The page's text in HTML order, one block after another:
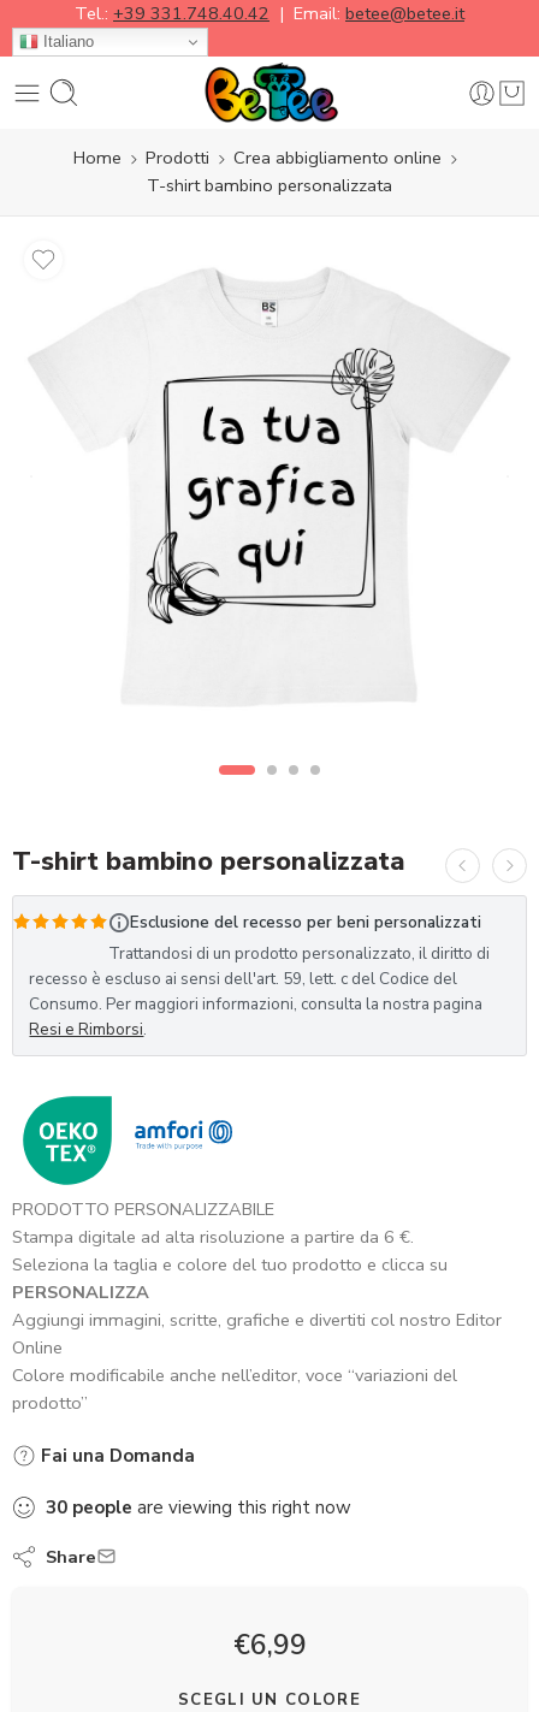
Tel.: +39 331.748.40.42 | Email: betee@betee.it
Italiano
Home Prodotti
Crea abbigliamento online
T-shirt bambino personalizzata
T-shirt bambino personalizzata
5.00su 5
su base di
recensioni
Esclusione del recesso per beni personalizzati
Trattandosi di un prodotto personalizzato, il diritto di
recesso è escluso ai sensi dell'art. 59, lett. c del Codice del
Consumo. Per maggiori informazioni, consulta la nostra pagina
Resi e Rimborsi.
PRODOTTO PERSONALIZZABILE
Stampa digitale ad alta risoluzione a partire da 6 €.
Seleziona la taglia e colore del tuo prodotto e clicca su
PERSONALIZZA
Aggiungi immagini, scritte, grafiche e divertiti col nostro Editor
Online
Colore modificabile anche nell’editor, voce “variazioni del
prodotto”
Fai una Domanda
30 people are viewing this right now
Share
€6,99
SCEGLI UN COLORE